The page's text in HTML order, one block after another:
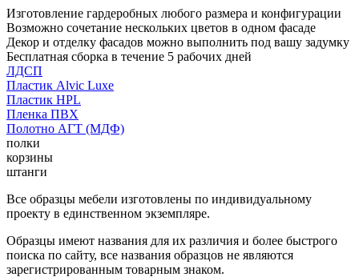
Изготовление гардеробных любого размера и конфигурации
Возможно сочетание нескольких цветов в одном фасаде
Декор и отделку фасадов можно выполнить под вашу задумку
Бесплатная сборка в течение 5 рабочих дней
ЛДСП
Пластик Alvic Luxe
Пластик HPL
Пленка ПВХ
Полотно АГТ (МДФ)
полки
корзины
штанги
Все образцы мебели изготовлены по индивидуальному
проекту в единственном экземпляре.
Образцы имеют названия для их различия и более быстрого
поиска по сайту, все названия образцов не являются
зарегистрированным товарным знаком.